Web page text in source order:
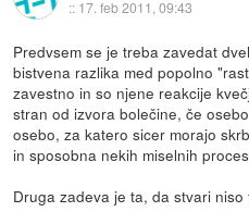
:: 17. feb 2011, 09:43
Predvsem se je treba zavedat
bistvena razlika med popolno
zavestno in so njene reakcije
stran od izvora bolečine, če
osebo, za katero sicer morajo
in sposobna nekih miselnih
Druga zadeva je ta, da stvari